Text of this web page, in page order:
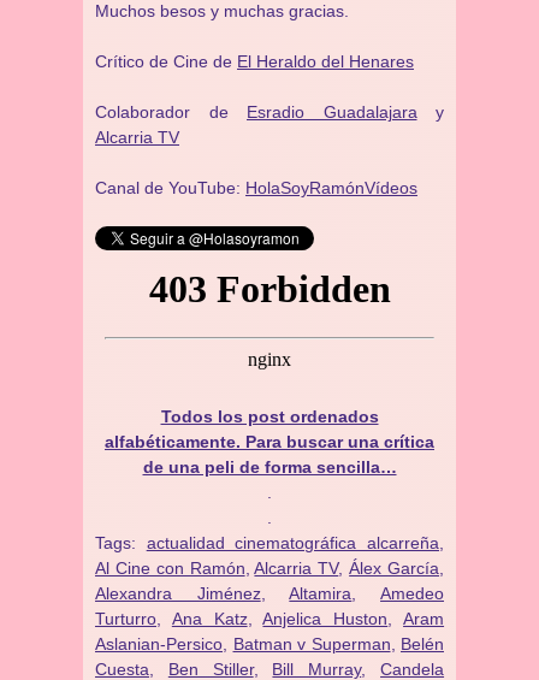
Muchos besos y muchas gracias.
Crítico de Cine de El Heraldo del Henares
Colaborador de Esradio Guadalajara y
Alcarria TV
Canal de YouTube: HolaSoyRamónVídeos
Todos los post ordenados
alfabéticamente. Para buscar una crítica
de una peli de forma sencilla…
Tags: actualidad cinematográfica alcarreña
Al Cine con Ramón ,Alcarria TV,Álex García
Alexandra Jiménez,Altamira ,Amedeo
Turturro
Ana Katz,Anjelica Huston ,Aram
Aslanian-Persico
Batman v Superman
Belén
Cuesta
Ben Stiller, Bill Murray,Candela